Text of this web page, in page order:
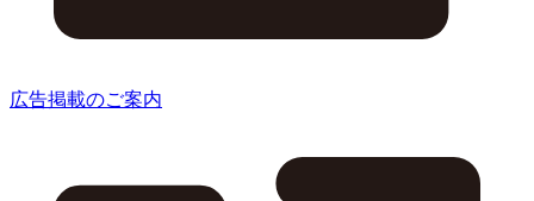
広告掲載のご案内